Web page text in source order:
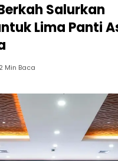
Salurkan
Lima Panti
2 Min Baca